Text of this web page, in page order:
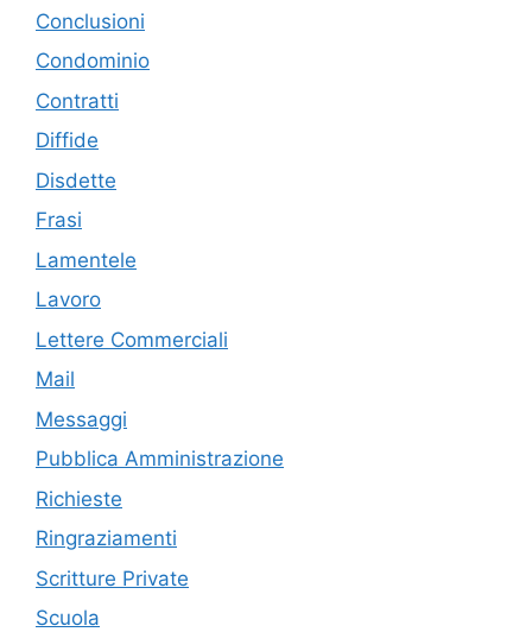
Conclusioni
Condominio
Contratti
Diffide
Disdette
Frasi
Lamentele
Lavoro
Lettere Commerciali
Mail
Messaggi
Pubblica Amministrazione
Richieste
Ringraziamenti
Scritture Private
Scuola